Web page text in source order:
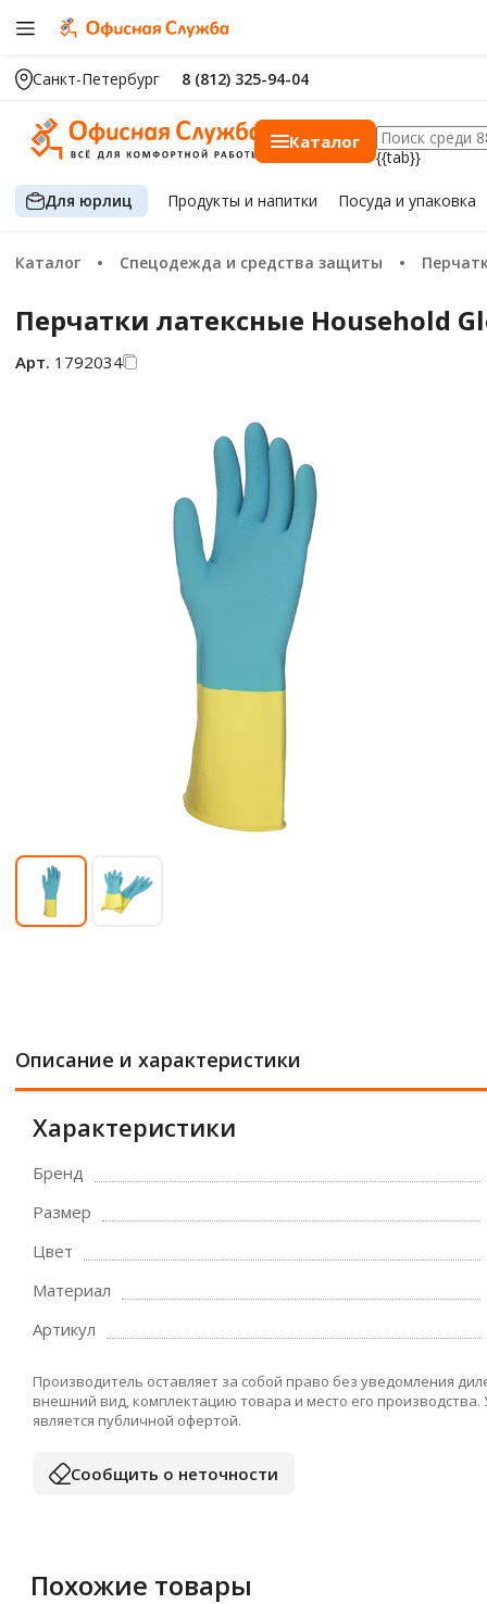
Санкт-Петербург 8 (812) 325-94-04
Каталог
{{tab}}
Для юрлиц Продуктыи напитки Посуда и упаковка
Каталог Спецодежда и средства защиты
Перчатки латексные Household
Арт. 1792034
Описание и характеристики
Характеристики
Бренд
Размер
Цвет
Материал
Артикул
Производитель оставляет за собой право без уведомления
внешний вид, комплектацию товара и место его
является публичной офертой.
Сообщить о неточности
Похожие товары